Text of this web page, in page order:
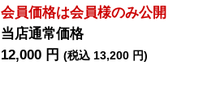
会員価格は会員様のみ公開
当店通常価格
12,000 円(税込 13,200 円)